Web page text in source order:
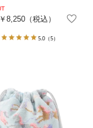
￥8,250（税込）
5.0（5）